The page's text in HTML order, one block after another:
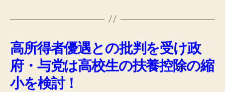
高所得者優遇との批判を受け政
府・与党は高校生の扶養控除の縮
小を検討！